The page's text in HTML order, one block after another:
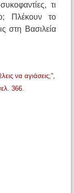
τι
Πλέκουν το
στη Βασιλεία
να αγιάσεις;”,
366.